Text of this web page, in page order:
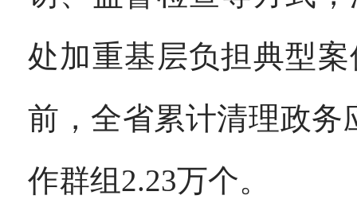
处加重基层负担典型
前，全省累计清理政务
作群组2.23万个。